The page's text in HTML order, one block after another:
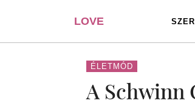
LOVE
PORTAL
ÉLETMÓD
A Schwinn